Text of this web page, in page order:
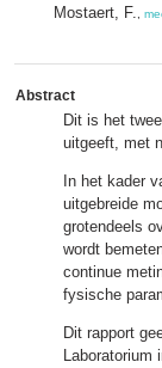
Mostaert, F.
Abstract
Dit is het
uitgeeft, met
In het kader
uitgebreide
grotendeels
wordt
continue
fysische
Dit rapport
Laboratorium